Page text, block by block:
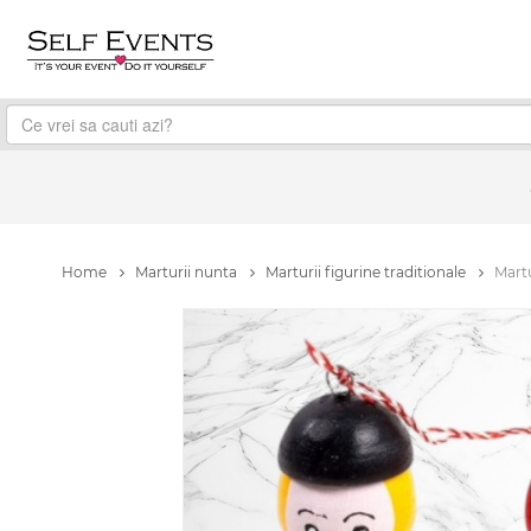
Home Marturii nunta Marturii figurine traditionale